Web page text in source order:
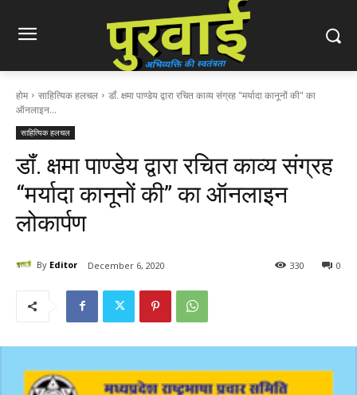
होम साहित्यिक हलचल
डॉं. क्षमा पाण्डेय द्वारा रचित काव्य संग्रह "मर्यादा कानूनों की" का
ऑनलाइन...
साहित्यिक हलचल
डॉं. क्षमा पाण्डेय द्वारा रचित काव्य संग्रह
“मर्यादा कानूनों की” का ऑनलाइन
लोकार्पण
By Editor December 6, 2020 0
330